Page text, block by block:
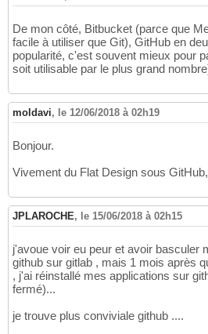
De mon côté, Bitbucket (parce que
facile à utiliser que Git), GitHub en
popularité, c'est souvent mieux pour
soit utilisable par le plus grand
moldavi, le 12/06/2018 à 02h19
Bonjour.
Vivement du Flat Design sous
JPLAROCHE, le 15/06/2018 à 02h15
j'avoue voir eu peur et avoir basculer
github sur gitlab , mais 1 mois après
, j'ai réinstallé mes applications sur
fermé)...
je trouve plus conviviale github ....